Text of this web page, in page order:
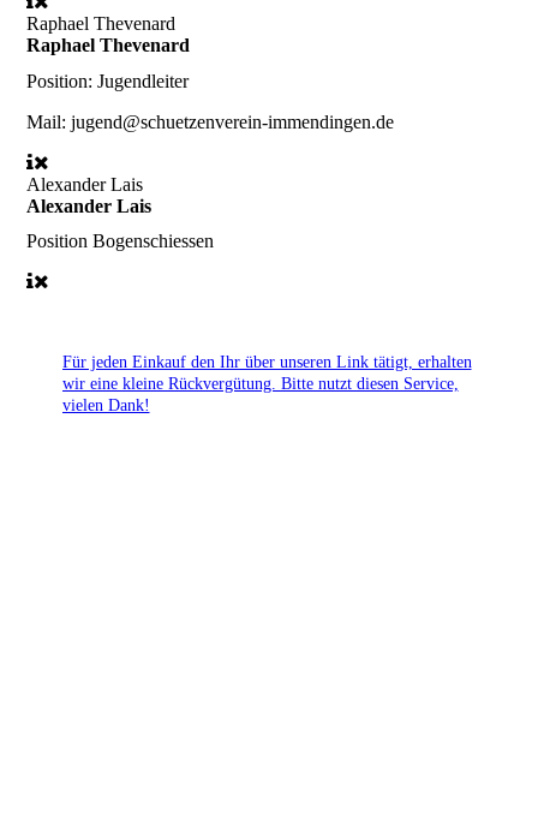
Raphael Thevenard
Raphael Thevenard
Position:Jugendleiter
Mail:jugend@schuetzenverein-immendingen.de
Alexander Lais
Alexander Lais
PositionBogenschiessen
Für jeden Einkauf den Ihr über unseren Link tätigt, erhalten
wir eine kleine Rückvergütung. Bitte nutzt diesen Service,
vielen Dank!